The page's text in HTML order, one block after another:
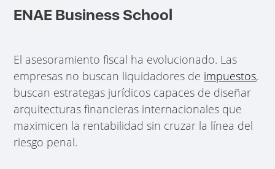
ENAE Business School
El asesoramiento fiscal ha evolucionado. Las
empresas no buscan liquidadores de impuestos,
buscan estrategas jurídicos capaces de diseñar
arquitecturas financieras internacionales que
maximicen la rentabilidad sin cruzar la línea del
riesgo penal.